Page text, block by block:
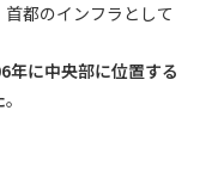
都のインフラとして
年に中央部に位置する
。